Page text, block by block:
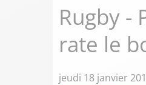
Rugby -
rate le
jeudi 18 janvier